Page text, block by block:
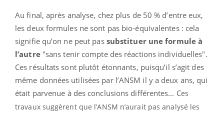
Au final, après analyse, chez plus de 50 % d’entre eux,
les deux formules ne sont pas bio-équivalentes : cela
signifie qu’on ne peut pas substituer une formule à
l’autre"sans tenir compte des réactions individuelles".
Ces résultats sont plutôt étonnants, puisqu’il s’agit des
même données utilisées par l’ANSM il y a deux ans, qui
était parvenue à des conclusions différentes… Ces
travaux suggèrent que l’ANSM n’aurait pas analysé les